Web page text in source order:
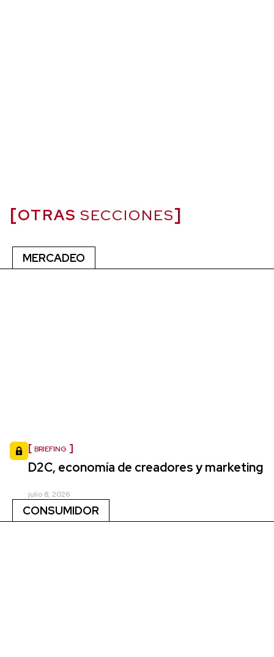
OTRAS SECCIONES
MERCADEO
BRIEFING
D2C, economía de creadores y marketing
julio 8, 2026
CONSUMIDOR